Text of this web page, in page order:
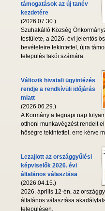
támogatások az új tanév
kezdetére
(2026.07.30.)
Szuhakálló Község
testülete, a 2026. évi jelentős
bevételeire tekintettel, újra
település lakói számára.
Változik hivatali ügyintézés
rendje a rendkívüli időjárás
miatt
(2026.06.29.)
A Kormány a tegnapi nap
otthoni munkavégzést rendelt
hőségre tekintettel, erre kérve
Lezajlott az országgyűlési
képviselők 2026. évi
általános választása
(2026.04.15.)
2026. április 12-én, az
általános választása
településen.